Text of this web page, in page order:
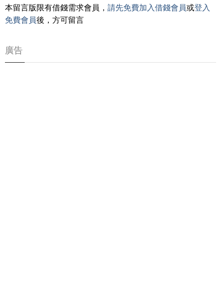
本留言版限有借錢需求會員， 請先免費加入借錢會員或登入
免費會員後，方可留言
廣告